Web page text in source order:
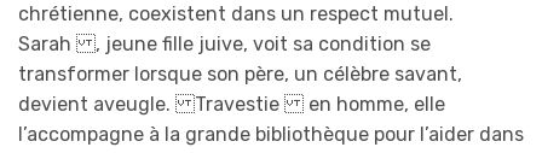
chrétienne, coexistent dans un respect mutuel.
Sarah , jeune fille juive, voit sa condition se
transformer lorsque son père, un célèbre savant,
devient aveugle. Travestie en homme, elle
l’accompagne à la grande bibliothèque pour l’aider dans